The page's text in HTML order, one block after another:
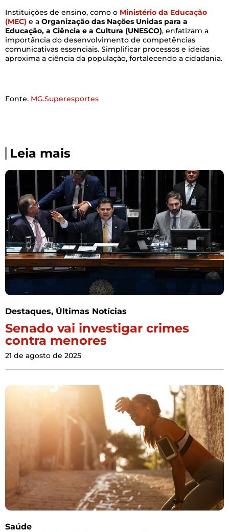
Instituições de ensino, como o Ministério da Educação
(MEC) e a Organização das Nações Unidas para a
Educação, a Ciência e a Cultura (UNESCO), enfatizam a
importância do desenvolvimento de competências
comunicativas essenciais. Simplificar processos e ideias
aproxima a ciência da população, fortalecendo a cidadania.
Fonte. MG.Superesportes
Leia mais
Destaques, Últimas Notícias
Senado vai investigar crimes
contra menores
21 de agosto de 2025
Saúde